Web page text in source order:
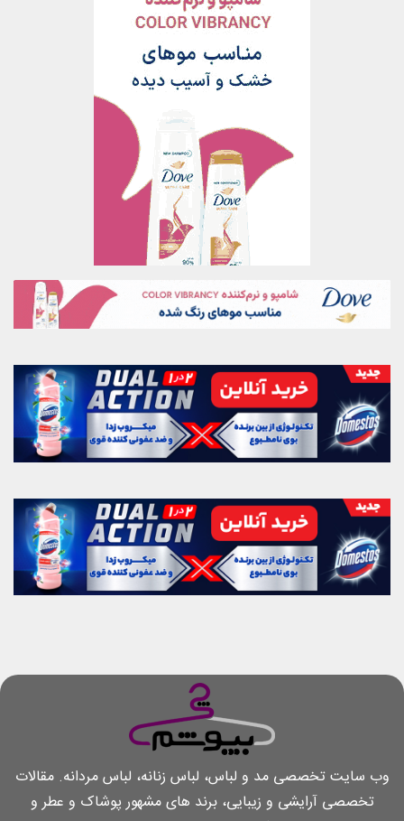
وب سایت تخصصی مد و لباس، لباس زنانه، لباس مردانه. مقالات
تخصصی آرایشی و زیبایی، برند های مشهور پوشاک و عطر و